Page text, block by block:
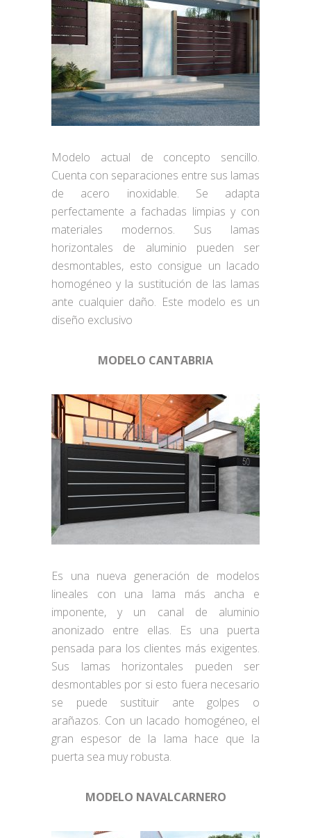
Modelo actual de concepto sencillo.
Cuenta con separaciones entre sus lamas
de acero inoxidable. Se adapta
perfectamente a fachadas limpias y con
materiales modernos. Sus lamas
horizontales de aluminio pueden ser
desmontables, esto consigue un lacado
homogéneo y la sustitución de las lamas
ante cualquier daño. Este modelo es un
diseño exclusivo
MODELO CANTABRIA
Es una nueva generación de modelos
lineales con una lama más ancha e
imponente, y un canal de aluminio
anonizado entre ellas. Es una puerta
pensada para los clientes más exigentes.
Sus lamas horizontales pueden ser
desmontables por si esto fuera necesario
se puede sustituir ante golpes o
arañazos. Con un lacado homogéneo, el
gran espesor de la lama hace que la
puerta sea muy robusta.
MODELO NAVALCARNERO